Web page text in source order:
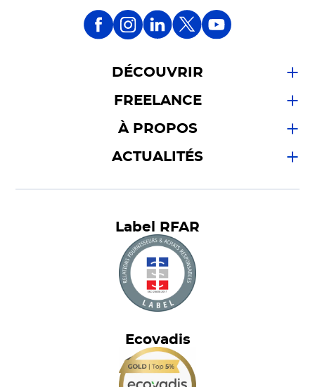
DÉCOUVRIR
FREELANCE
À PROPOS
ACTUALITÉS
Label RFAR
Ecovadis